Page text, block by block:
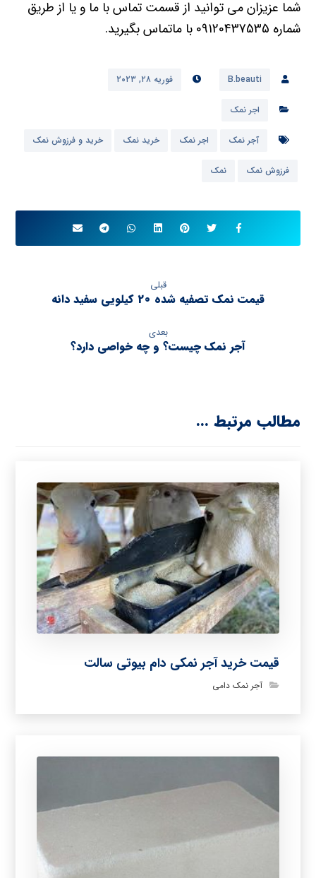
شما عزیزان می توانید از قسمت تماس با ما و یا از طریق
شماره 09120437535 با ماتماس بگیرید.
B.beauti فوریه ۲۸, ۲۰۲۳
اجر نمک
آجر نمک اجر نمک خرید نمک خرید و فرزوش نمک
فرزوش نمک نمک
قبلی
قیمت نمک تصفیه شده 20 کیلویی سفید دانه
بعدی
آجر نمک چیست؟ و چه خواصی دارد؟
مطالب مرتبط ...
قیمت خرید آجر نمکی دام بیوتی سالت
آجر نمک دامی